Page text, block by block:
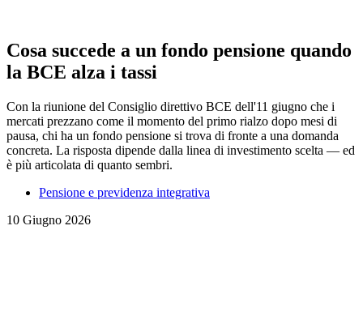
Cosa succede a un fondo pensione quando
la BCE alza i tassi
Con la riunione del Consiglio direttivo BCE dell'11 giugno che i
mercati prezzano come il momento del primo rialzo dopo mesi di
pausa, chi ha un fondo pensione si trova di fronte a una domanda
concreta. La risposta dipende dalla linea di investimento scelta — ed
è più articolata di quanto sembri.
Pensione e previdenza integrativa
10 Giugno 2026